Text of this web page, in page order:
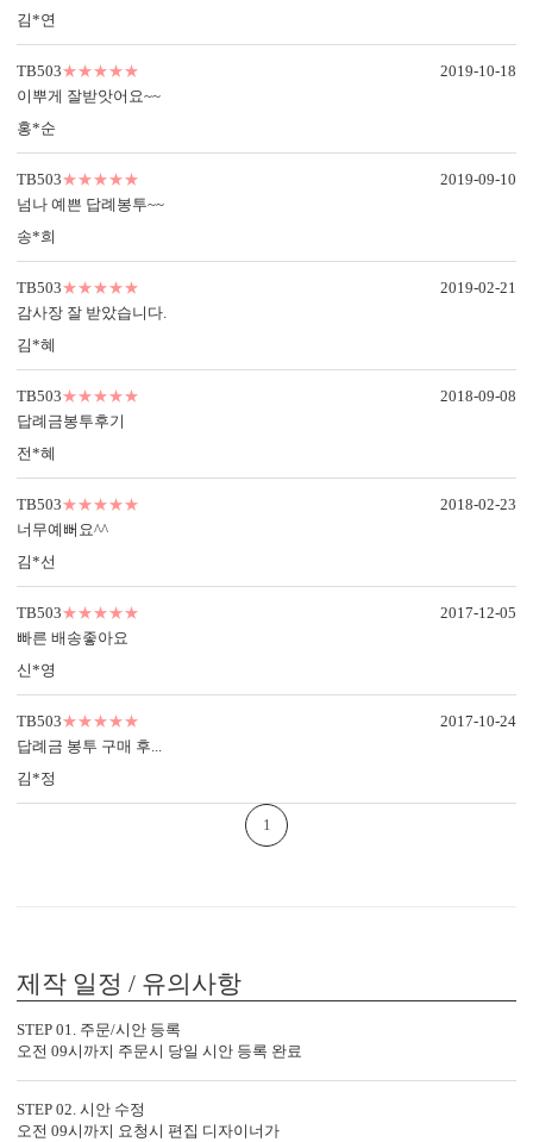
김*연
TB503★★★★★
이뿌게 잘받앗어요~~
홍*순
2019-10-18
TB503★★★★★
넘나 예쁜 답례봉투~~
송*희
2019-09-10
TB503★★★★★
감사장 잘 받았습니다.
김*혜
2019-02-21
TB503★★★★★
답례금봉투후기
전*혜
2018-09-08
TB503★★★★★
너무예뻐요^^
김*선
2018-02-23
TB503★★★★★
빠른 배송좋아요
신*영
2017-12-05
TB503★★★★★
답례금 봉투 구매 후...
김*정
2017-10-24
1
제작 일정 / 유의사항
STEP 01. 주문/시안 등록
오전 09시까지 주문시 당일 시안 등록 완료
STEP 02. 시안 수정
오전 09시까지 요청시 편집 디자이너가